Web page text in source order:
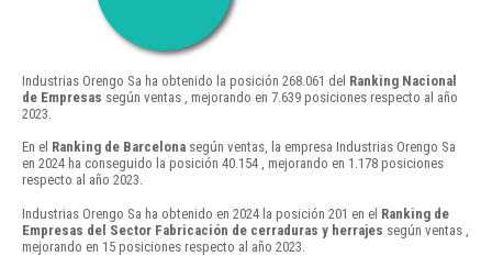
Industrias Orengo Sa ha obtenido la posición 268.061 del Ranking Nacional
de Empresas según ventas , mejorando en 7.639 posiciones respecto al año
2023.
En el Ranking de Barcelona según ventas, la empresa Industrias Orengo Sa
en 2024 ha conseguido la posición 40.154 , mejorando en 1.178 posiciones
respecto al año 2023.
Industrias Orengo Sa ha obtenido en 2024 la posición 201 en el Ranking de
Empresas del Sector Fabricación de cerraduras y herrajes según ventas ,
mejorando en 15 posiciones respecto al año 2023.